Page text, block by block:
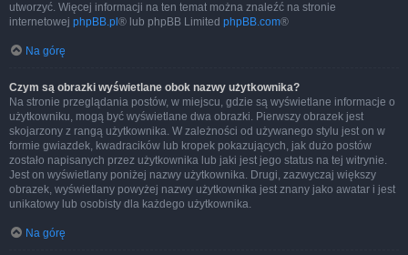
utworzyć. Więcej informacji na ten temat można znaleźć na stronie
internetowej phpBB.pl ® lub phpBB Limited phpBB.com®
Na górę
Czym są obrazki wyświetlane obok nazwy użytkownika?
Na stronie przeglądania postów, w miejscu, gdzie są wyświetlane informacje o
użytkowniku, mogą być wyświetlane dwa obrazki. Pierwszy obrazek jest
skojarzony z rangą użytkownika. W zależności od używanego stylu jest on w
formie gwiazdek, kwadracików lub kropek pokazujących, jak dużo postów
zostało napisanych przez użytkownika lub jaki jest jego status na tej witrynie.
Jest on wyświetlany poniżej nazwy użytkownika. Drugi, zazwyczaj większy
obrazek, wyświetlany powyżej nazwy użytkownika jest znany jako awatar i jest
unikatowy lub osobisty dla każdego użytkownika.
Na górę